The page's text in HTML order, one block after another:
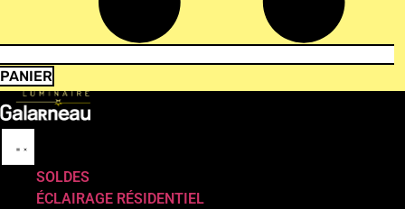
PANIER
SOLDES
ÉCLAIRAGE RÉSIDENTIEL